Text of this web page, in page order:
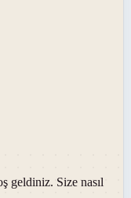
geldiniz. Size nasıl